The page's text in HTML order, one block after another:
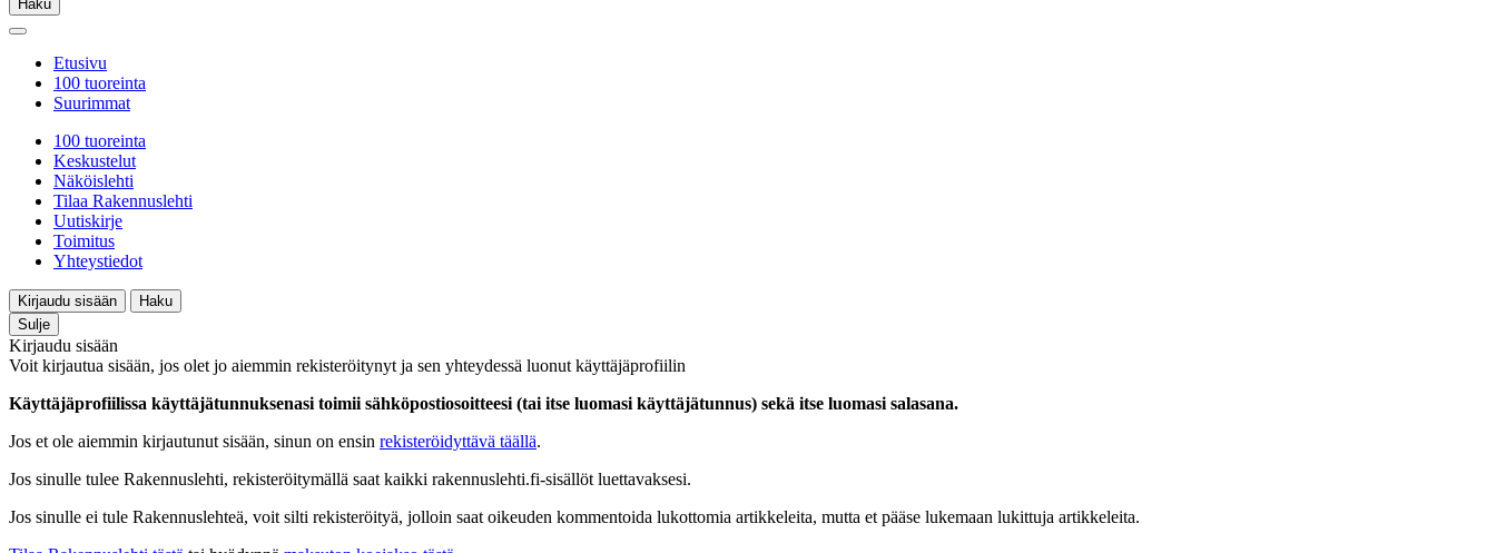
Haku
Etusivu
100 tuoreinta
Suurimmat
100 tuoreinta
Keskustelut
Näköislehti
Tilaa Rakennuslehti
Uutiskirje
Toimitus
Yhteystiedot
Kirjaudu sisään
Haku
Sulje
Kirjaudu sisään
Voit kirjautua sisään, jos olet jo aiemmin rekisteröitynyt ja sen yhteydessä luonut käyttäjäprofiilin
Käyttäjäprofiilissa käyttäjätunnuksenasi toimii sähköpostiosoitteesi (tai itse luomasi käyttäjätunnus) sekä itse luomasi salasana.
Jos et ole aiemmin kirjautunut sisään, sinun on ensin rekisteröidyttävä täällä.
Jos sinulle tulee Rakennuslehti, rekisteröitymällä saat kaikki rakennuslehti.fi-sisällöt luettavaksesi.
Jos sinulle ei tule Rakennuslehteä, voit silti rekisteröityä, jolloin saat oikeuden kommentoida lukottomia artikkeleita, mutta et pääse lukemaan lukittuja artikkeleita.